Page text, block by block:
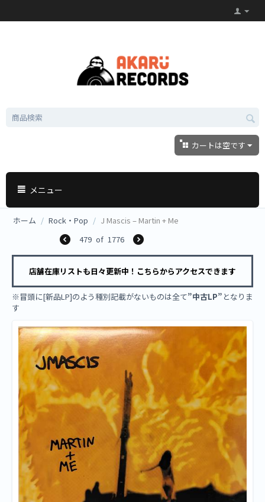
カートは空です
メニュー
ホーム / Rock・Pop / J Mascis – Martin + Me
479 of 1776
店舗在庫リストも日々更新中！こちらからアクセスできます
※冒頭に[新品LP]のよう種別記載がないものは全て”中古LP” となりま
す